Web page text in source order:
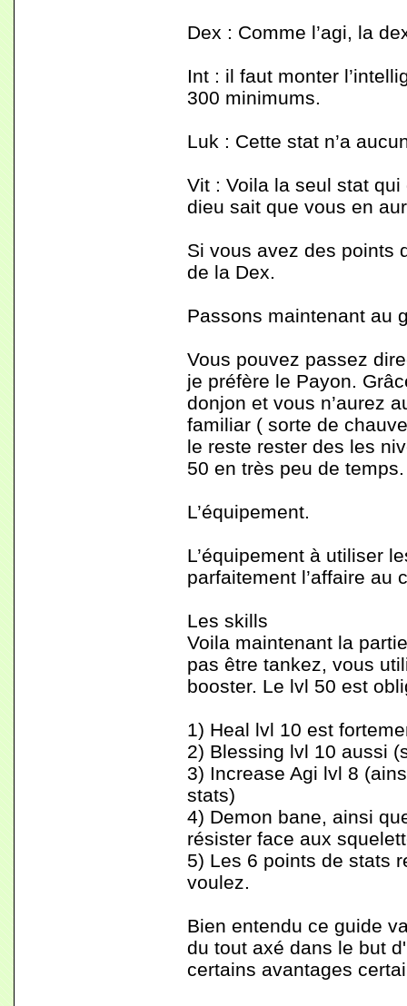
Dex : Comme l’agi, la
Int : il faut monter
300 minimums.
Luk : Cette stat n’a
Vit : Voila la seul stat
dieu sait que vous en
Si vous avez des points
de la Dex.
Passons maintenant au
Vous pouvez passez
je préfère le Payon.
donjon et vous n’aurez
familiar ( sorte de
le reste rester des les
50 en très peu de temps.
L’équipement.
L’équipement à utiliser
parfaitement l’affaire au
Les skills
Voila maintenant la
pas être tankez, vous
booster. Le lvl 50 est
1) Heal lvl 10 est
2) Blessing lvl 10 aussi
3) Increase Agi lvl 8
stats)
4) Demon bane, ainsi
résister face aux
5) Les 6 points de stats
voulez.
Bien entendu ce guide
du tout axé dans le but
certains avantages